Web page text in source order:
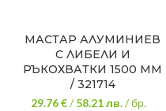
МАСТАР АЛУМИНИЕВ
С ЛИБЕЛИ И
РЪКОХВАТКИ 1500 ММ
/ 321714
29.76 €/58.21лв./ бр.